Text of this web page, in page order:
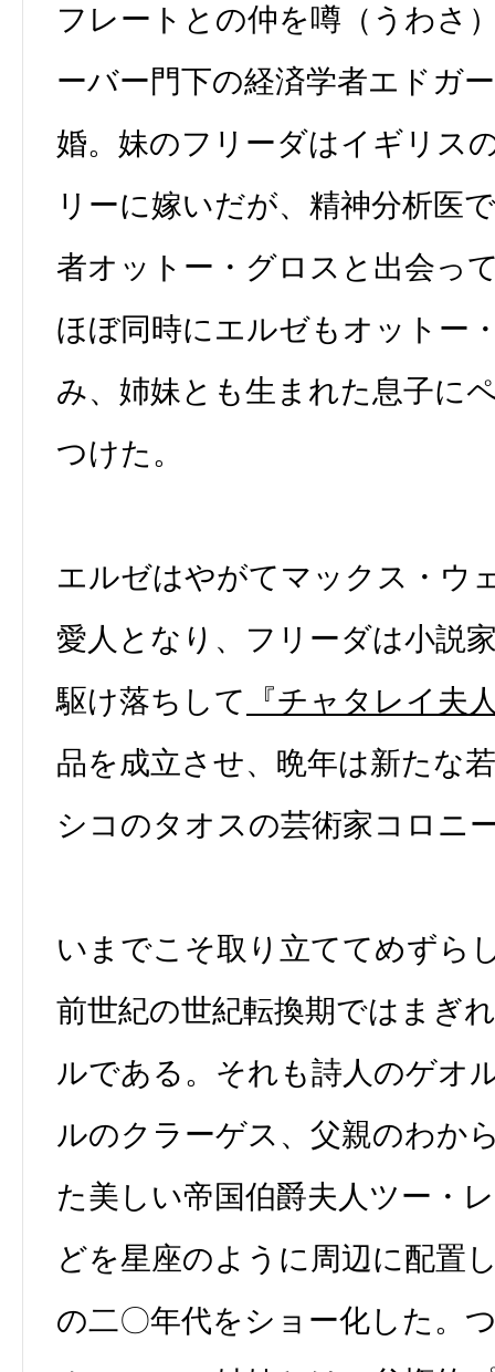
フレートとの仲を噂（うわさ
ーバー門下の経済学者エドガ
婚。妹のフリーダはイギリス
リーに嫁いだが、精神分析医
者オットー・グロスと出会っ
ほぼ同時にエルゼもオットー
み、姉妹とも生まれた息子に
つけた。
エルゼはやがてマックス・ウ
愛人となり、フリーダは小説
駆け落ちして
『チャタレイ夫
品を成立させ、晩年は新たな
シコのタオスの芸術家コロニ
いまでこそ取り立ててめずら
前世紀の世紀転換期ではまぎ
ルである。それも詩人のゲオ
ルのクラーゲス、父親のわか
た美しい帝国伯爵夫人ツー・
どを星座のように周辺に配置
の二〇年代をショー化した。